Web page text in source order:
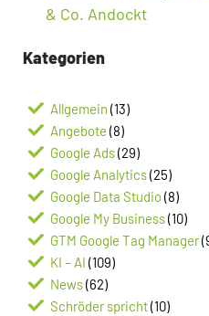
& Co. Andockt
Kategorien
Allgemein (13)
Angebote (8)
Google Ads(29)
Google Analytics(25)
Google Data Studio(8)
Google My Business(10)
GTM Google Tag Manager
KI – AI (109)
News(62)
Schröder spricht(10)